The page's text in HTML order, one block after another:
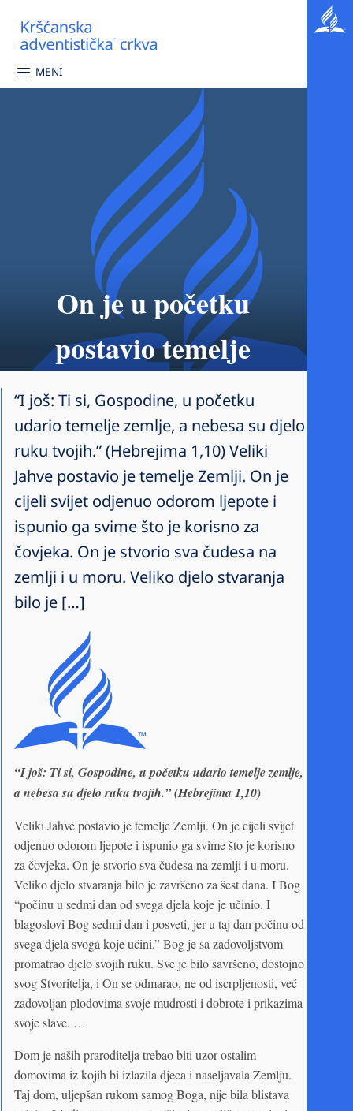
MENI
On je u početku
postavio temelje
“I još: Ti si, Gospodine, u početku
udario temelje zemlje, a nebesa su djelo
ruku tvojih.” (Hebrejima 1,10) Veliki
Jahve postavio je temelje Zemlji. On je
cijeli svijet odjenuo odorom ljepote i
ispunio ga svime što je korisno za
čovjeka. On je stvorio sva čudesa na
zemlji i u moru. Veliko djelo stvaranja
bilo je […]
“I još: Ti si, Gospodine, u početku udario temelje zemlje,
a nebesa su djelo ruku tvojih.” (Hebrejima 1,10)
Veliki Jahve postavio je temelje Zemlji. On je cijeli svijet
odjenuo odorom ljepote i ispunio ga svime što je korisno
za čovjeka. On je stvorio sva čudesa na zemlji i u moru.
Veliko djelo stvaranja bilo je završeno za šest dana. I Bog
“počinu u sedmi dan od svega djela koje je učinio. I
blagoslovi Bog sedmi dan i posveti, jer u taj dan počinu od
svega djela svoga koje učini.” Bog je sa zadovoljstvom
promatrao djelo svojih ruku. Sve je bilo savršeno, dostojno
svog Stvoritelja, i On se odmarao, ne od iscrpljenosti, već
zadovoljan plodovima svoje mudrosti i dobrote i prikazima
svoje slave. …
Dom je naših praroditelja trebao biti uzor ostalim
domovima iz kojih bi izlazila djeca i naseljavala Zemlju.
Taj dom, uljepšan rukom samog Boga, nije bila blistava